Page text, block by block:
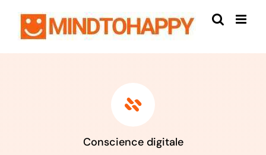
Passer
Conscience digitale